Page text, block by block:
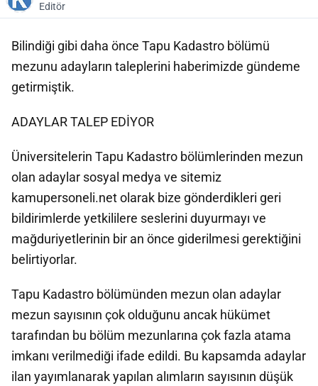
Editör
Bilindiği gibi daha önce Tapu Kadastro bölümü
mezunu adayların taleplerini haberimizde gündeme
getirmiştik.
ADAYLAR TALEP EDİYOR
Üniversitelerin Tapu Kadastro bölümlerinden mezun
olan adaylar sosyal medya ve sitemiz
kamupersoneli.net olarak bize gönderdikleri geri
bildirimlerde yetkililere seslerini duyurmayı ve
mağduriyetlerinin bir an önce giderilmesi gerektiğini
belirtiyorlar.
Tapu Kadastro bölümünden mezun olan adaylar
mezun sayısının çok olduğunu ancak hükümet
tarafından bu bölüm mezunlarına çok fazla atama
imkanı verilmediği ifade edildi. Bu kapsamda adaylar
ilan yayımlanarak yapılan alımların sayısının düşük